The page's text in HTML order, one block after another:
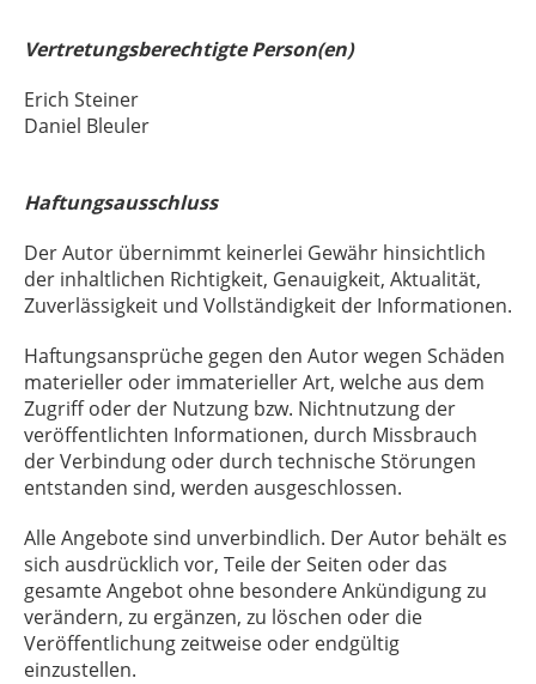
Vertretungsberechtigte Person(en)
Erich Steiner
Daniel Bleuler
Haftungsausschluss
Der Autor übernimmt keinerlei Gewähr hinsichtlich
der inhaltlichen Richtigkeit, Genauigkeit, Aktualität,
Zuverlässigkeit und Vollständigkeit der Informationen.
Haftungsansprüche gegen den Autor wegen Schäden
materieller oder immaterieller Art, welche aus dem
Zugriff oder der Nutzung bzw. Nichtnutzung der
veröffentlichten Informationen, durch Missbrauch
der Verbindung oder durch technische Störungen
entstanden sind, werden ausgeschlossen.
Alle Angebote sind unverbindlich. Der Autor behält es
sich ausdrücklich vor, Teile der Seiten oder das
gesamte Angebot ohne besondere Ankündigung zu
verändern, zu ergänzen, zu löschen oder die
Veröffentlichung zeitweise oder endgültig
einzustellen.